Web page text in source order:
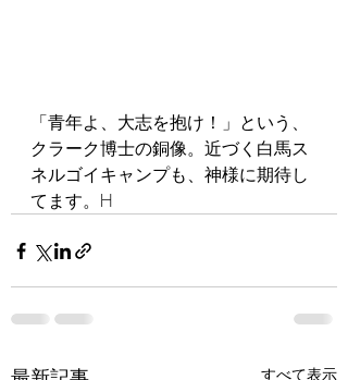
「青年よ、大志を抱け！」という、
クラーク博士の銅像。近づく白馬ス
ネルゴイキャンプも、神様に期待し
てます。H
すべて表示